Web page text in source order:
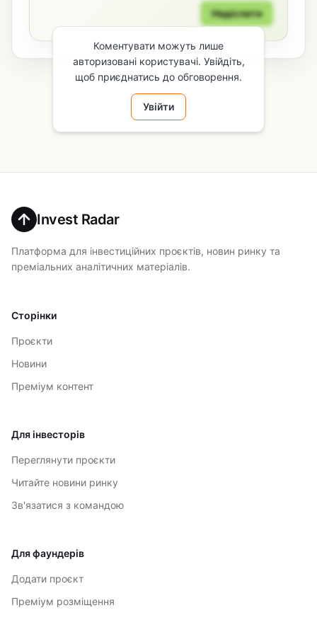
Надіслати
Коментувати можуть лише
авторизовані користувачі. Увійдіть,
щоб приєднатись до обговорення.
Увійти
Invest Radar
Платформа для інвестиційних проєктів, новин ринку та
преміальних аналітичних матеріалів.
Сторінки
Проєкти
Новини
Преміум контент
Для інвесторів
Переглянути проєкти
Читайте новини ринку
Зв'язатися з командою
Для фаундерів
Додати проєкт
Преміум розміщення